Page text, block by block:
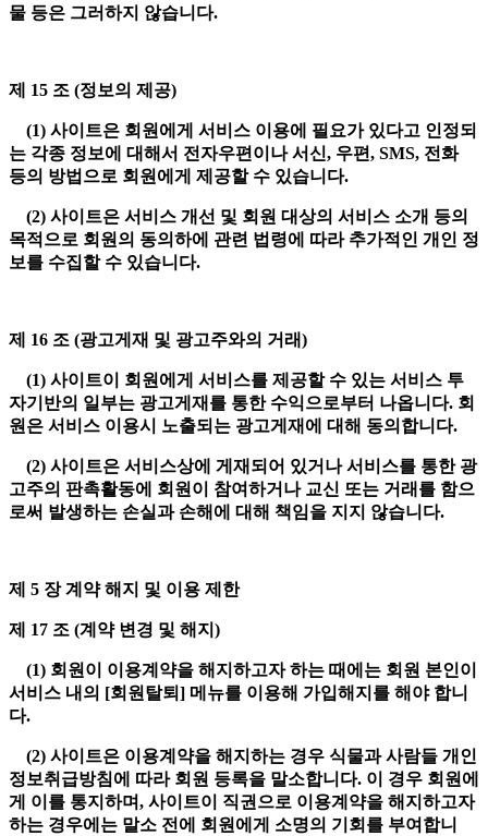
물 등은 그러하지 않습니다.
제 15 조 (정보의 제공)
(1) 사이트은 회원에게 서비스 이용에 필요가 있다고 인정되
는 각종 정보에 대해서 전자우편이나 서신, 우편, SMS, 전화
등의 방법으로 회원에게 제공할 수 있습니다.
(2) 사이트은 서비스 개선 및 회원 대상의 서비스 소개 등의
목적으로 회원의 동의하에 관련 법령에 따라 추가적인 개인 정
보를 수집할 수 있습니다.
제 16 조 (광고게재 및 광고주와의 거래)
(1) 사이트이 회원에게 서비스를 제공할 수 있는 서비스 투
자기반의 일부는 광고게재를 통한 수익으로부터 나옵니다. 회
원은 서비스 이용시 노출되는 광고게재에 대해 동의합니다.
(2) 사이트은 서비스상에 게재되어 있거나 서비스를 통한 광
고주의 판촉활동에 회원이 참여하거나 교신 또는 거래를 함으
로써 발생하는 손실과 손해에 대해 책임을 지지 않습니다.
제 5 장 계약 해지 및 이용 제한
제 17 조 (계약 변경 및 해지)
(1) 회원이 이용계약을 해지하고자 하는 때에는 회원 본인이
서비스 내의 [회원탈퇴] 메뉴를 이용해 가입해지를 해야 합니
다.
(2) 사이트은 이용계약을 해지하는 경우 식물과 사람들 개인
정보취급방침에 따라 회원 등록을 말소합니다. 이 경우 회원에
게 이를 통지하며, 사이트이 직권으로 이용계약을 해지하고자
하는 경우에는 말소 전에 회원에게 소명의 기회를 부여합니